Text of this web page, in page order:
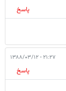
پاسخ
۲۱:۲۷ - ۱۳۸۸/۰۳/۱۲
پاسخ